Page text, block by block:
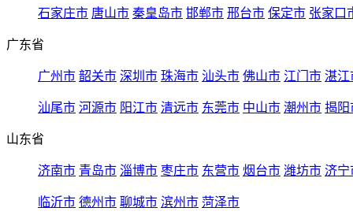
石家庄市 唐山市 秦皇岛市 邯郸市 邢台市 保定市 张家口
广东省
广州市 韶关市 深圳市 珠海市 汕头市 佛山市 江门市 湛江
汕尾市 河源市 阳江市 清远市 东莞市 中山市 潮州市 揭阳
山东省
济南市 青岛市 淄博市 枣庄市 东营市 烟台市 潍坊市 济宁
临沂市 德州市 聊城市 滨州市 菏泽市